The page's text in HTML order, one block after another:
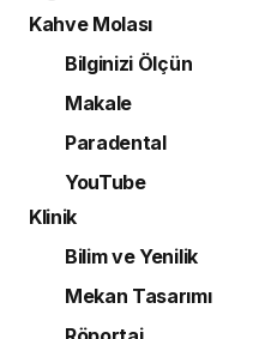
Kahve Molası
Bilginizi Ölçün
Makale
Paradental
YouTube
Klinik
Bilim ve Yenilik
Mekan Tasarımı